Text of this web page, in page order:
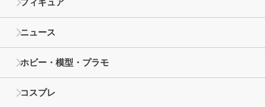
ニュース
ホビー・模型・プラモ
コスプレ